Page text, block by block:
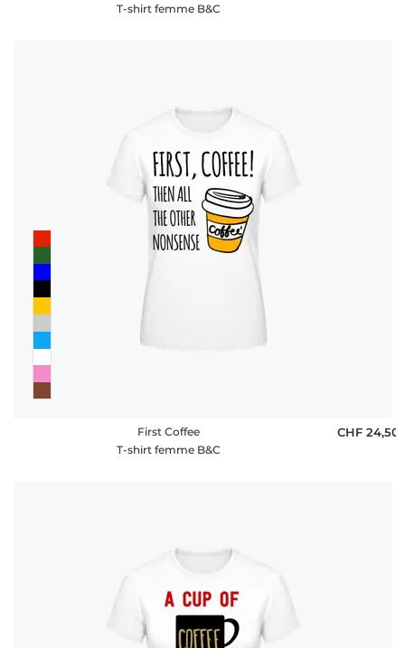
T-shirt femme B&C
First Coffee
T-shirt femme B&C
CHF 24,50